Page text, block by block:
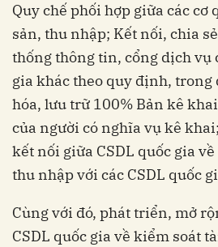
Quy chế phối hợp giữa các cơ
sản, thu nhập; Kết nối, chia
thống thông tin, cổng dịch vụ
gia khác theo quy định, trong
hóa, lưu trữ 100% Bản kê
của người có nghĩa vụ kê
kết nối giữa CSDL quốc gia
thu nhập với các CSDL quốc
Cùng với đó, phát triển, mở
CSDL quốc gia về kiểm soát